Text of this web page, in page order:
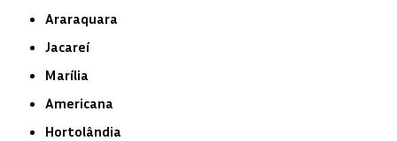
Araraquara
Jacareí
Marília
Americana
Hortolândia